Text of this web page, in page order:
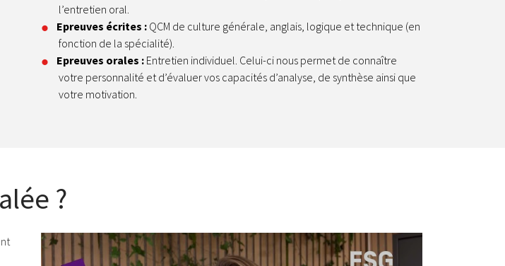
l’entretien oral.
Epreuves écrites : QCM de culture générale, anglais, logique et technique (en
fonction de la spécialité).
Epreuves orales : Entretien individuel. Celui-ci nous permet de connaître
votre personnalité et d’évaluer vos capacités d’analyse, de synthèse ainsi que
votre motivation.
?
5 bonnes raisons de faire une rentrée décalée